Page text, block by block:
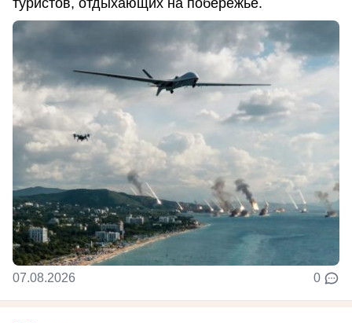
туристов, отдыхающих на побережье.
07.08.2026 0